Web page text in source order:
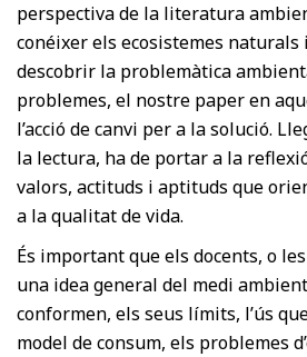
perspectiva de la literatura
conéixer els ecosistemes naturals
descobrir la problemàtica
problemes, el nostre paper en
l’acció de canvi per a la solució.
la lectura, ha de portar a la
valors, actituds i aptituds que
a la qualitat de vida.
És important que els docents, o
una idea general del medi
conformen, els seus límits, l’ús
model de consum, els problemes